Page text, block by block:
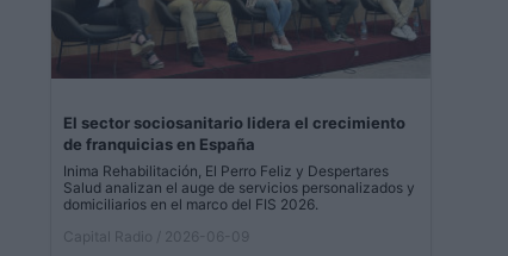
El sector sociosanitario lidera el crecimiento
de franquicias en España
Inima Rehabilitación, El Perro Feliz y Despertares
Salud analizan el auge de servicios personalizados y
domiciliarios en el marco del FIS 2026.
Capital Radio
/ 2026-06-09